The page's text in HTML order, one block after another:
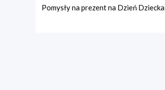
Pomysły na prezent na Dzień Dziecka